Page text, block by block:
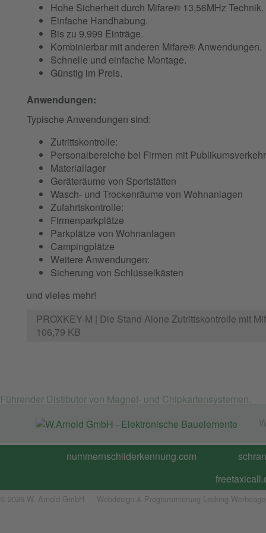
Hohe Sicherheit durch Mifare® 13,56MHz Technik.
Einfache Handhabung.
Bis zu 9.999 Einträge.
Kombinierbar mit anderen Mifare® Anwendungen.
Schnelle und einfache Montage.
Günstig im Preis.
Anwendungen:
Typische Anwendungen sind:
Zutrittskontrolle:
Personalbereiche bei Firmen mit Publikumsverkehr
Materiallager
Geräteräume von Sportstätten
Wasch- und Trockenräume von Wohnanlagen
Zufahrtskontrolle:
Firmenparkplätze
Parkplätze von Wohnanlagen
Campingplätze
Weitere Anwendungen:
Sicherung von Schlüsselkästen
und vieles mehr!
PROXKEY-M | Die Stand Alone Zutrittskontrolle mit
106,79 KB
Führender Distibutor von Magnet- und Chipkartensystemen.
nummernschilderkennung.com
© 2026 W. Arnold GmbH Webdesign & Programmierung Lecking